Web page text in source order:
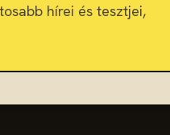
hírei és tesztjei,